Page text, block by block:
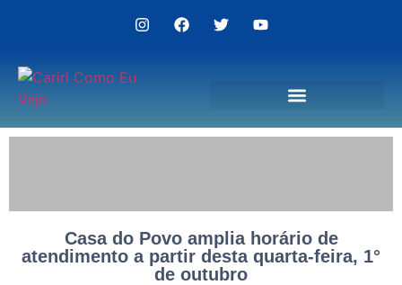
Casa do Povo amplia horário de
atendimento a partir desta quarta-feira, 1°
de outubro